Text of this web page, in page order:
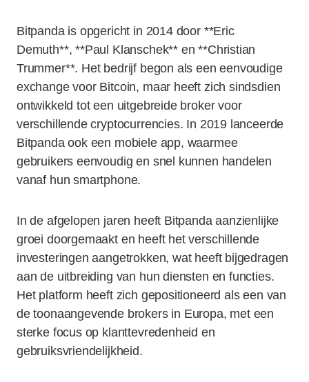
Bitpanda is opgericht in 2014 door **Eric
Demuth**, **Paul Klanschek** en **Christian
Trummer**. Het bedrijf begon als een eenvoudige
exchange voor Bitcoin, maar heeft zich sindsdien
ontwikkeld tot een uitgebreide broker voor
verschillende cryptocurrencies. In 2019 lanceerde
Bitpanda ook een mobiele app, waarmee
gebruikers eenvoudig en snel kunnen handelen
vanaf hun smartphone.
In de afgelopen jaren heeft Bitpanda aanzienlijke
groei doorgemaakt en heeft het verschillende
investeringen aangetrokken, wat heeft bijgedragen
aan de uitbreiding van hun diensten en functies.
Het platform heeft zich gepositioneerd als een van
de toonaangevende brokers in Europa, met een
sterke focus op klanttevredenheid en
gebruiksvriendelijkheid.